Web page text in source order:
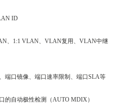
ID
、1:1 VLAN、VLAN复用 、 VLAN中继
端口镜像、端口速率限制、端口SLA等
的自动极性检测（AUTO MDIX）